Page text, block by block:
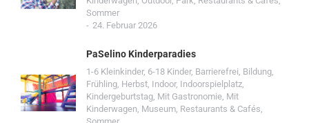
Sommer
24. Februar 2026
PaSelino Kinderparadies
1-6 Kleinkinder, 6-18 Kinder, Barrierefrei, Bildung,
Frühling, Herbst, Indoor, Indoorspielplatz,
Kindergeburtstag, Mit Gastronomie, Mit
Kinderwagen, Museum, Restaurants & Cafés,